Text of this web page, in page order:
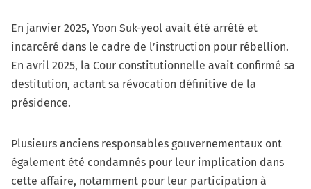
En janvier 2025, Yoon Suk-yeol avait été arrêté et
incarcéré dans le cadre de l’instruction pour rébellion.
En avril 2025, la Cour constitutionnelle avait confirmé sa
destitution, actant sa révocation définitive de la
présidence.
Plusieurs anciens responsables gouvernementaux ont
également été condamnés pour leur implication dans
cette affaire, notamment pour leur participation à